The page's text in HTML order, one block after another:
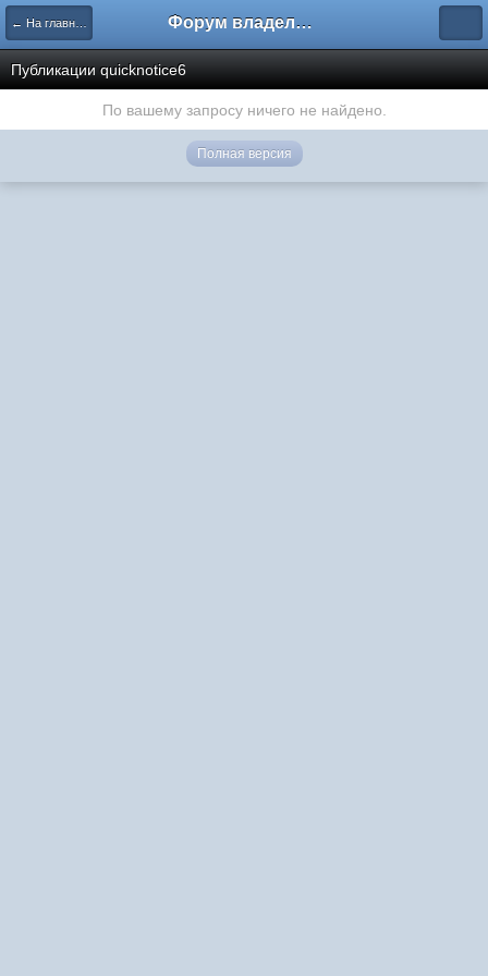
← На главную Форум владельцев интернет-магазинов
Публикации quicknotice6
По вашему запросу ничего не найдено.
Полная версия